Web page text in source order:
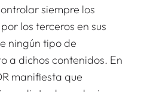
siempre los
los terceros en sus
ningún tipo de
a dichos contenidos. En
manifiesta que